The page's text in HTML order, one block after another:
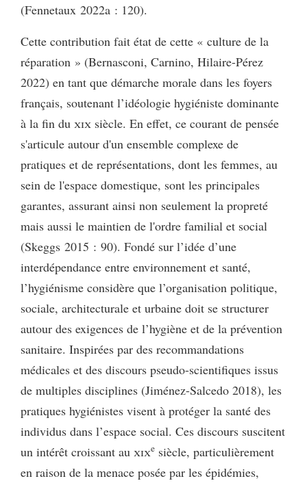
(Fennetaux 2022a : 120).
Cette contribution fait état de cette « culture de la
réparation » (Bernasconi, Carnino, Hilaire-Pérez
2022) en tant que démarche morale dans les foyers
français, soutenant l’idéologie hygiéniste dominante
à la fin du xix siècle. En effet, ce courant de pensée
s'articule autour d'un ensemble complexe de
pratiques et de représentations, dont les femmes, au
sein de l'espace domestique, sont les principales
garantes, assurant ainsi non seulement la propreté
mais aussi le maintien de l'ordre familial et social
(Skeggs 2015 : 90). Fondé sur l’idée d’une
interdépendance entre environnement et santé,
l’hygiénisme considère que l’organisation politique,
sociale, architecturale et urbaine doit se structurer
autour des exigences de l’hygiène et de la prévention
sanitaire. Inspirées par des recommandations
médicales et des discours pseudo-scientifiques issus
de multiples disciplines (Jiménez-Salcedo 2018), les
pratiques hygiénistes visent à protéger la santé des
individus dans l’espace social. Ces discours suscitent
un intérêt croissant au xixe siècle, particulièrement
en raison de la menace posée par les épidémies,